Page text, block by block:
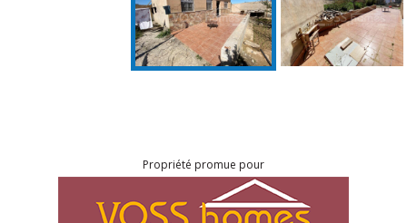
Propriété promue pour